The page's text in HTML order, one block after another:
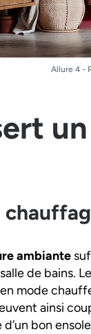
Allure 4 -
ambiante
de bains.
mode
ainsi
bon